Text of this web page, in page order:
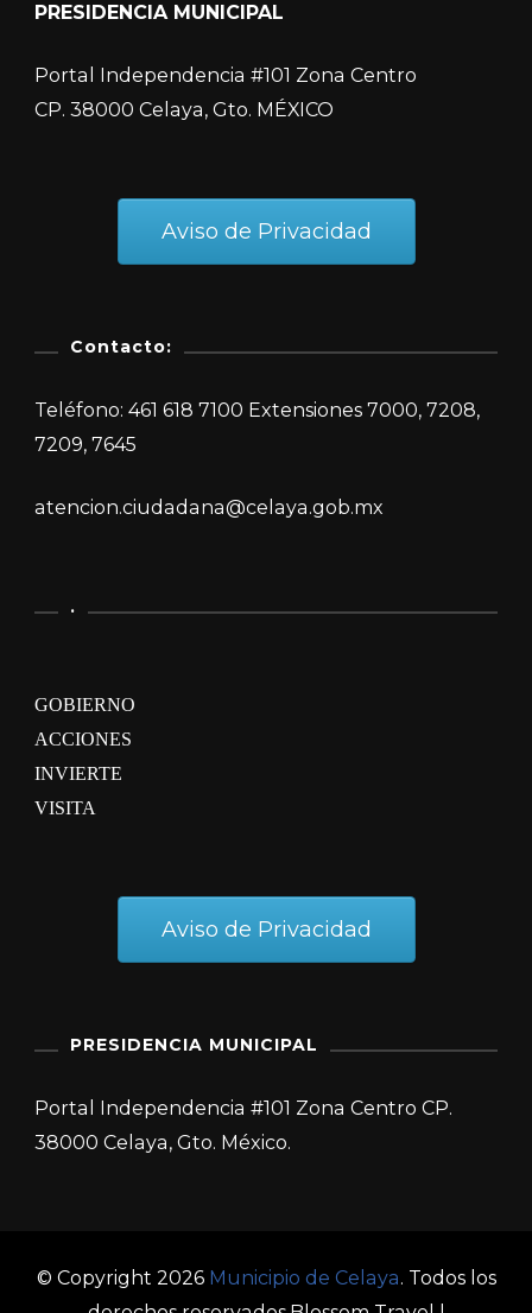
PRESIDENCIA MUNICIPAL
Portal Independencia #101 Zona Centro
CP. 38000 Celaya, Gto. MÉXICO
Aviso de Privacidad
Contacto:
Teléfono: 461 618 7100 Extensiones 7000, 7208,
7209, 7645
atencion.ciudadana@celaya.gob.mx
.
GOBIERNO
ACCIONES
INVIERTE
VISITA
Aviso de Privacidad
PRESIDENCIA MUNICIPAL
Portal Independencia #101 Zona Centro CP.
38000 Celaya, Gto. México.
© Copyright 2026 Municipio de Celaya. Todos los